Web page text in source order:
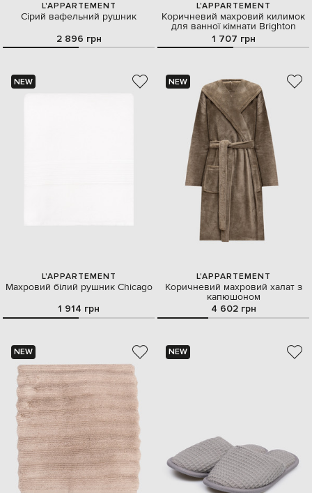
L'APPARTEMENT
Сірий вафельний рушник
2 896 грн
L'APPARTEMENT
Коричневий махровий килимок
для ванної кімнати Brighton
1 707 грн
NEW
L'APPARTEMENT
Махровий білий рушник Chicago
1 914 грн
NEW
L'APPARTEMENT
Коричневий махровий халат з
капюшоном
4 602 грн
NEW NEW